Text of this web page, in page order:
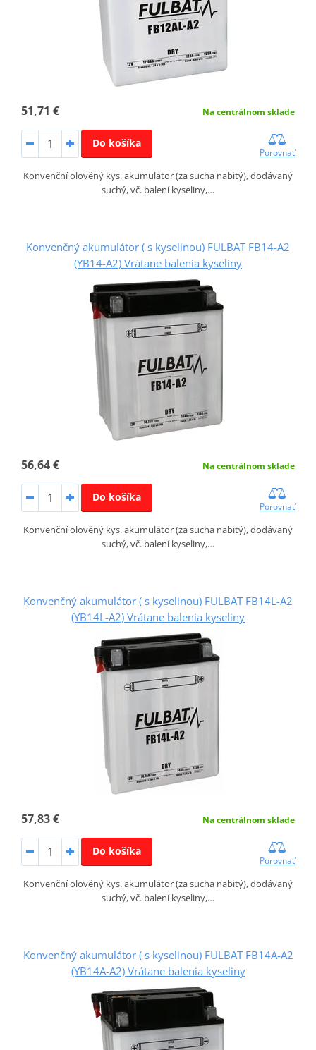
51,71 € Na centrálnom sklade
Do košíka
Porovnať
Konvenční olověný kys. akumulátor (za sucha nabitý), dodávaný
suchý, vč. balení kyseliny,…
Konvenčný akumulátor ( s kyselinou) FULBAT FB14-A2
(YB14-A2) Vrátane balenia kyseliny
56,64 € Na centrálnom sklade
Do košíka
Porovnať
Konvenční olověný kys. akumulátor (za sucha nabitý), dodávaný
suchý, vč. balení kyseliny,…
Konvenčný akumulátor ( s kyselinou) FULBAT FB14L-A2
(YB14L-A2) Vrátane balenia kyseliny
57,83 € Na centrálnom sklade
Do košíka
Porovnať
Konvenční olověný kys. akumulátor (za sucha nabitý), dodávaný
suchý, vč. balení kyseliny,…
Konvenčný akumulátor ( s kyselinou) FULBAT FB14A-A2
(YB14A-A2) Vrátane balenia kyseliny